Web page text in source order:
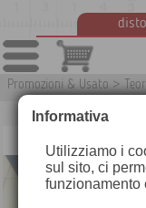
Promozioni & Usato >
Informativa
Utilizziamo i
sul sito, ci
funzionamento